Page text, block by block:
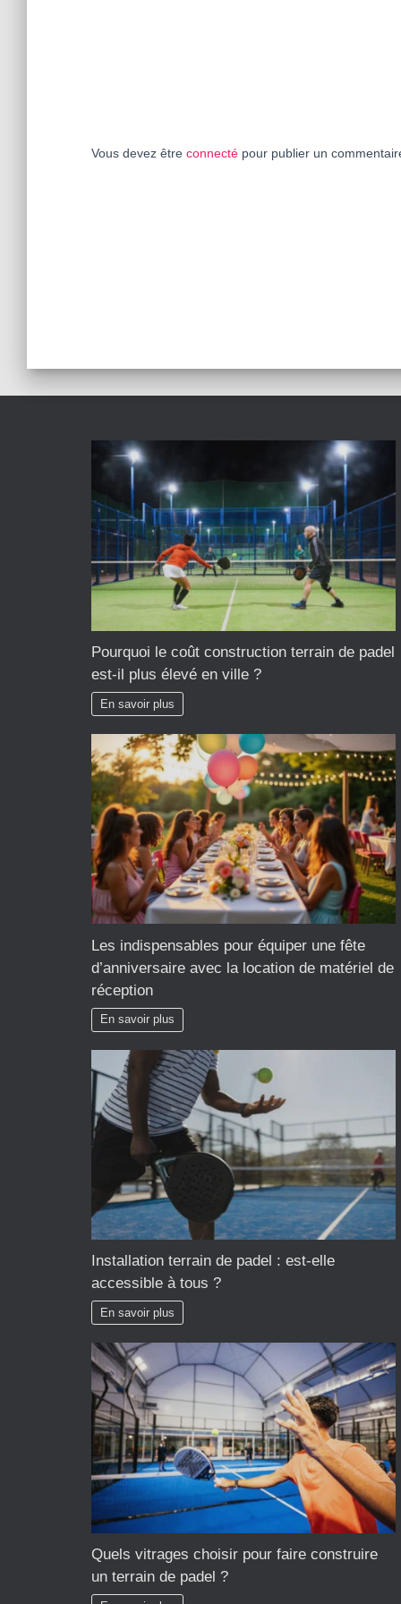
Vous devez être connecté pour publier un
Pourquoi le coût construction terrain de padel
est-il plus élevé en ville ?
En savoir plus
Les indispensables pour équiper une fête
d’anniversaire avec la location de matériel de
réception
En savoir plus
Installation terrain de padel : est-elle
accessible à tous ?
En savoir plus
Quels vitrages choisir pour faire construire
un terrain de padel ?